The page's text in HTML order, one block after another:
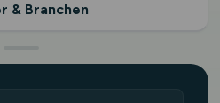
& Branchen